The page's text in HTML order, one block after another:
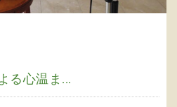
る心温ま...